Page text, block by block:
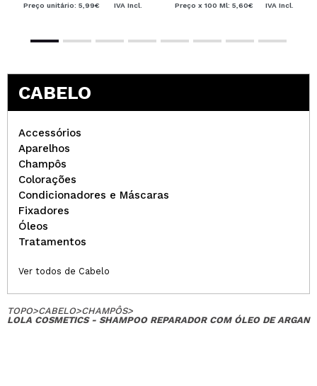
Preço unitário: 5,99€ IVA Incl. Preço x 100 Ml: 5,60€ IVA Incl.
CABELO
Accessórios
Aparelhos
Champôs
Colorações
Condicionadores e Máscaras
Fixadores
Óleos
Tratamentos
Ver todos de Cabelo
TOPO>CABELO>CHAMPÔS>
LOLA COSMETICS - SHAMPOO REPARADOR COM ÓLEO DE ARGAN